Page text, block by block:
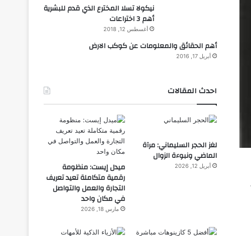
نيكولا تسلا المخترع الذي قدم للبشرية
أهم 3 اختراعات
أغسطس 12, 2018
أهم الحقائق والمعلومات عن كوكب الارض
أبريل 17, 2016
احدث المقالات
لغز الحجر السليماني: مرآة
الماضي ونبوءة الزوال
أبريل 12, 2026
ميدل إيست: منظومة
رقمية متكاملة تعيد تعريف
التجارة والعمل والتواصل
في مكان واحد
مارس 18, 2026